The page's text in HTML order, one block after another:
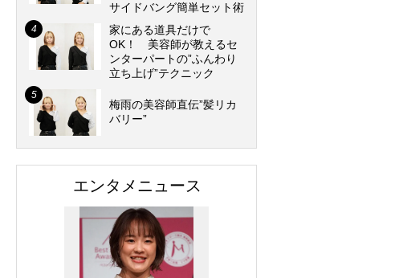
サイドバング簡単セット術
家にある道具だけで
OK！ 美容師が教えるセ
ンターパートの”ふんわり
立ち上げ”テクニック
梅雨の美容師直伝”髪リカ
バリー”
エンタメニュース